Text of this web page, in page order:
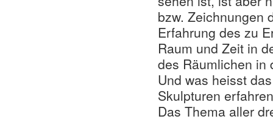
bzw. Zeichnungen
Erfahrung des zu
Raum und Zeit in
des Räumlichen in
Und was heisst
Skulpturen
Das Thema aller